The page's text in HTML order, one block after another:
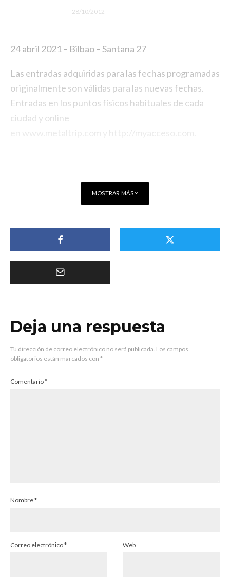
28/10/2012
24 abril 2021 – Bilbao – Santana 27
Las entradas adquiridas para las fechas programadas
originalmente son válidas para las nuevas fechas.
Entradas en los puntos físicos habituales de cada
ciudad y online
www.metaltrip.com http://myacceso.com
MOSTRAR MÁS
Deja una respuesta
Tu dirección de correo electrónico no será publicada. Los campos
obligatorios están marcados con *
Comentario*
Nombre*
Correo electrónico* Web